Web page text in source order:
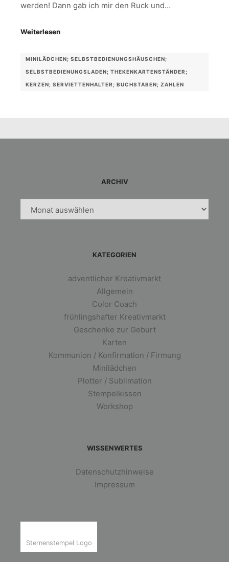
werden! Dann gab ich mir den Ruck und…
Weiterlesen
MINILÄDCHEN; SELBSTBEDIENUNGSHÄUSCHEN;
SELBSTBEDIENUNGSLADEN; THEKENKARTENSTÄNDER;
KERZEN; SERVIETTENHALTER; BUCHSTABEN; ZAHLEN
ARCHIV
Archiv
KATEGORIEN
adventlicher Kreativmarkt
Allgemein
Color Coach
frühlingshafter Kreativmarkt
Geschenke zur Geburt
Karten
Kommunion / Konfirmation / Firmung
Minilädchen
Plotter / Sublimation
Stempelkissen
Workshop
WISSENWERTES
Datenschutzhinweise
Impressum
Sternenstempel Logo